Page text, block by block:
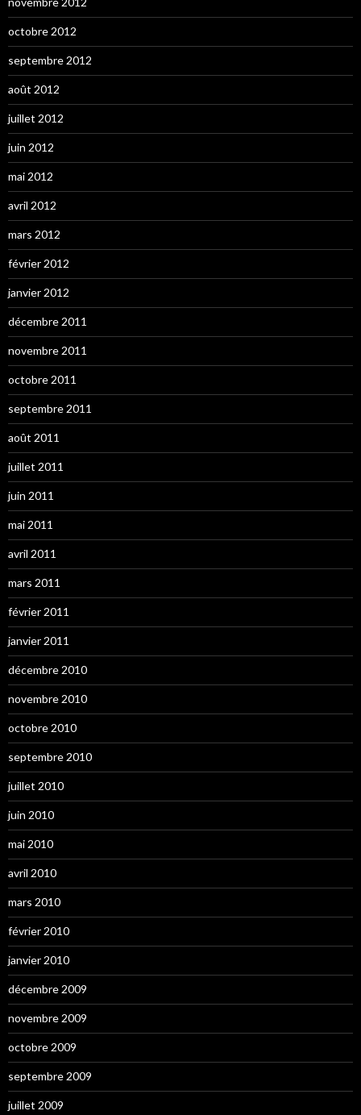
octobre 2012
septembre 2012
août 2012
juillet 2012
juin 2012
mai 2012
avril 2012
mars 2012
février 2012
janvier 2012
décembre 2011
novembre 2011
octobre 2011
septembre 2011
août 2011
juillet 2011
juin 2011
mai 2011
avril 2011
mars 2011
février 2011
janvier 2011
décembre 2010
novembre 2010
octobre 2010
septembre 2010
juillet 2010
juin 2010
mai 2010
avril 2010
mars 2010
février 2010
janvier 2010
décembre 2009
novembre 2009
octobre 2009
septembre 2009
juillet 2009